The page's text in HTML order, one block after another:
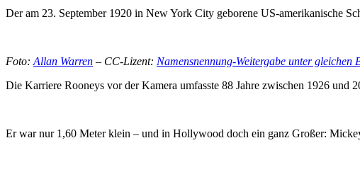
Der am 23. September 1920 in New York City geborene US-amerikanische
Foto: Allan Warren – CC-Lizent: Namensnennung-Weitergabe unter gleichen
Die Karriere Rooneys vor der Kamera umfasste 88 Jahre zwischen 1926 und
Er war nur 1,60 Meter klein – und in Hollywood doch ein ganz Großer: